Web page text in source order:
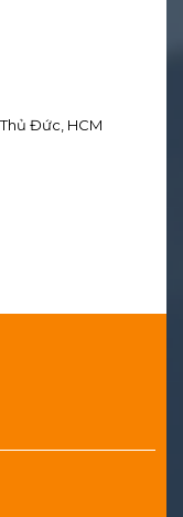
Đức, HCM